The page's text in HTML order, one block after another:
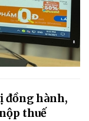
đồng hành,
thuế